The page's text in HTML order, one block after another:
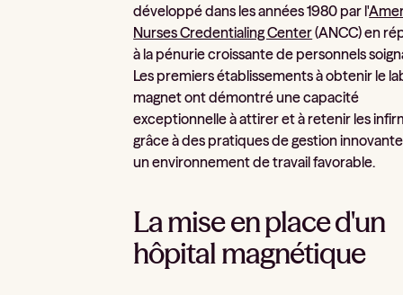
développé dans les années 1980 par l'
Nurses Credentialing Center(ANCC) en
à la pénurie croissante de personnels
Les premiers établissements à obtenir le
magnet ont démontré une capacité
exceptionnelle à attirer et à retenir les
grâce à des pratiques de gestion
un environnement de travail favorable.
La mise en place d'un
hôpital magnétique